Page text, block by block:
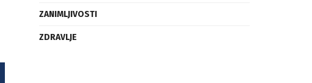
ZANIMLJIVOSTI
ZDRAVLJE